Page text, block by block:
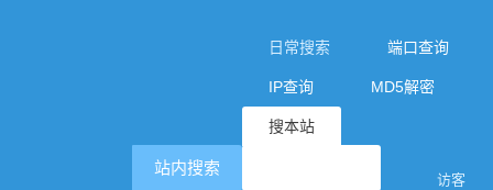
日常搜索 端口查询
IP查询 MD5解密
搜本站
访客
站内搜索